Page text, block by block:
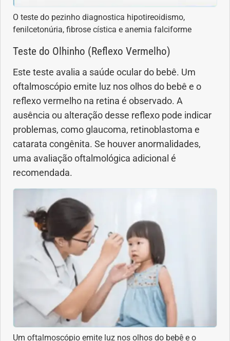
Saúde dos olhos
Saúde dos rins
Saúde mental
SUS
Urgências
Vacinas
Vitaminas
O teste do pezinho diagnostica hipotireoidismo,
fenilcetonúria, fibrose cística e anemia falciforme
Teste do Olhinho (Reflexo Vermelho)
Este teste avalia a saúde ocular do bebê. Um
oftalmoscópio emite luz nos olhos do bebê e o
reflexo vermelho na retina é observado. A
ausência ou alteração desse reflexo pode indicar
problemas, como glaucoma, retinoblastoma e
catarata congênita. Se houver anormalidades,
uma avaliação oftalmológica adicional é
recomendada.
Um oftalmoscópio emite luz nos olhos do bebê e o